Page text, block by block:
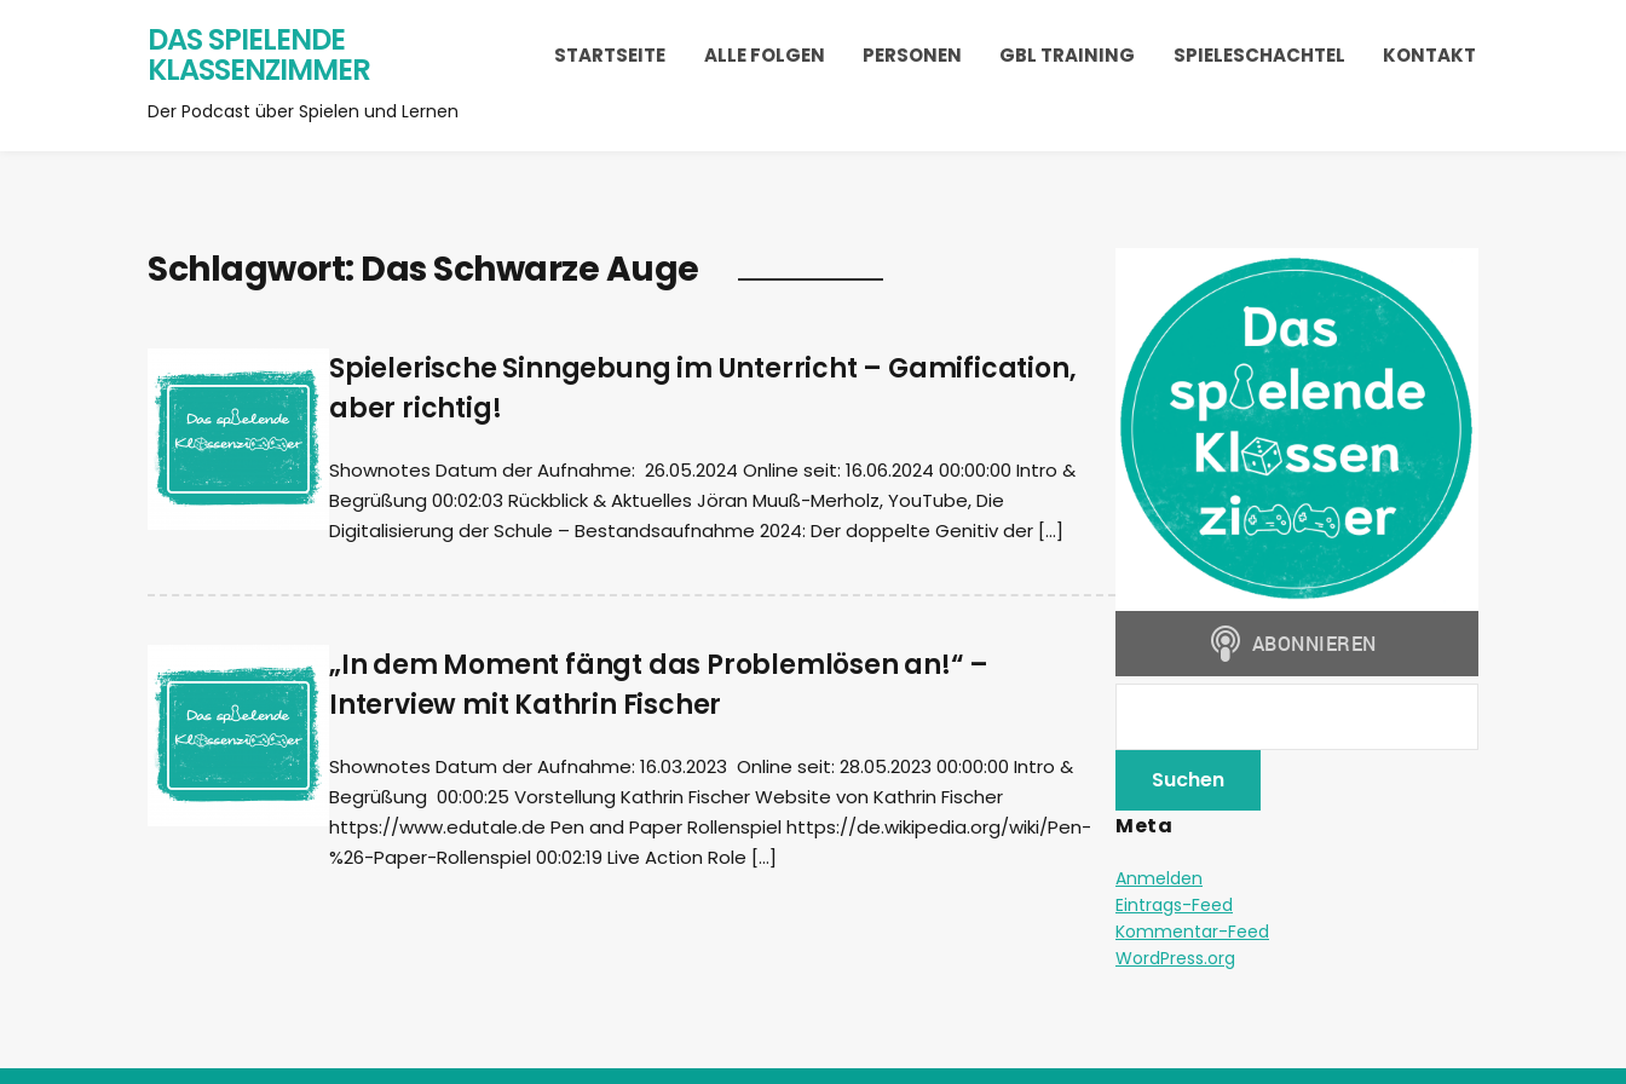
DAS SPIELENDE
KLASSENZIMMER
Der Podcast über Spielen und Lernen
STARTSEITE ALLE FOLGEN PERSONEN GBL TRAINING SPIELESCHACHTEL KONTAKT
Schlagwort: Das Schwarze Auge
Spielerische Sinngebung im Unterricht – Gamification,
aber richtig!
Shownotes Datum der Aufnahme: 26.05.2024 Online seit: 16.06.2024 00:00:00 Intro &
Begrüßung 00:02:03 Rückblick & Aktuelles Jöran Muuß-Merholz, YouTube, Die
Digitalisierung der Schule – Bestandsaufnahme 2024: Der doppelte Genitiv der […]
„In dem Moment fängt das Problemlösen an!“ –
Interview mit Kathrin Fischer
Shownotes Datum der Aufnahme: 16.03.2023 Online seit: 28.05.2023 00:00:00 Intro &
Begrüßung 00:00:25 Vorstellung Kathrin Fischer Website von Kathrin Fischer
https://www.edutale.de Pen and Paper Rollenspiel https://de.wikipedia.org/wiki/Pen-
%26-Paper-Rollenspiel 00:02:19 Live Action Role […]
Meta
Anmelden
Eintrags-Feed
Kommentar-Feed
WordPress.org